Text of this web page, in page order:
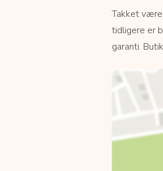
Takket være
tidligere er
garanti.